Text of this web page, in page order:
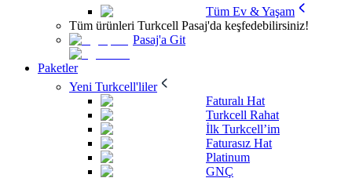
Tüm Ev & Yaşam
Tüm ürünleri Turkcell Pasaj'da keşfedebilirsiniz!
Pasaj'a Git
Paketler
Yeni Turkcell'liler
Faturalı Hat
Turkcell Rahat
İlk Turkcell’im
Faturasız Hat
Platinum
GNÇ